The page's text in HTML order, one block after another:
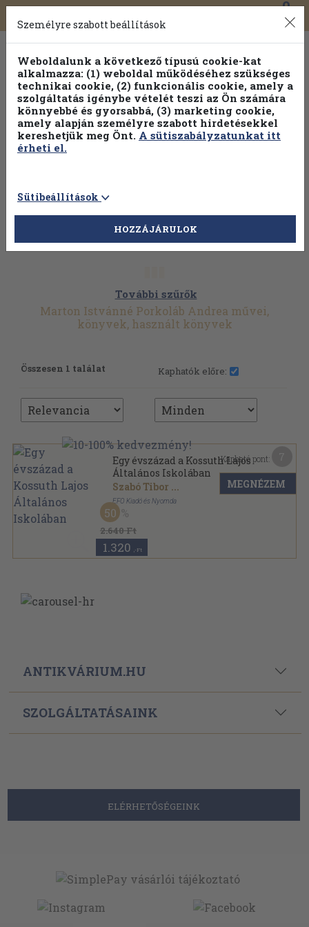
Toggle
navigation
0
Válogasson több mint 1.000.000 kiadványunk közül
100% kedvezménnyel!
További szűrők
Marton Istvánné Porkoláb Andrea művei,
könyvek, használt könyvek
Összesen 1 találat Kaphatók előre:
Egy évszázad a Kossuth Lajos
Általános Iskolában
Szabó Tibor ...
EFO Kiadó és Nyomda
Ragasztott papírkötés
2.640 Ft
50
1.320 ,-Ft
Kapható pont:
MEGNÉZEM
ANTIKVÁRIUM.HU
SZOLGÁLTATÁSAINK
ELÉRHETŐSÉGEINK
Személyre szabott beállítások
Weboldalunk a következő típusú cookie-kat
alkalmazza: (1) weboldal működéséhez szükséges
technikai cookie, (2) funkcionális cookie, amely a
szolgáltatás igénybe vételét teszi az Ön számára
könnyebbé és gyorsabbá, (3) marketing cookie,
amely alapján személyre szabott hirdetésekkel
kereshetjük meg Önt. A sütiszabályzatunkat itt
érheti el.
Sütibeállítások
HOZZÁJÁRULOK